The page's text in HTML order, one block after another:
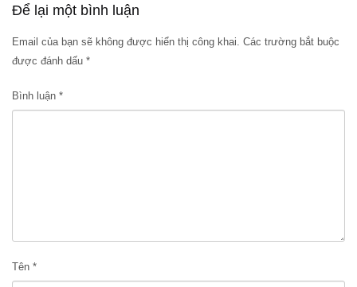
Để lại một bình luận
Email của bạn sẽ không được hiển thị công khai. Các trường bắt buộc
được đánh dấu *
Bình luận *
Tên *